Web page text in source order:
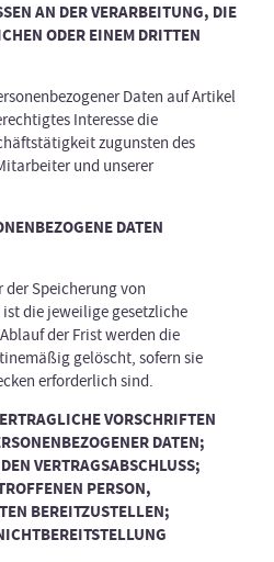
AN DER VERARBEITUNG, DIE
ODER EINEM DRITTEN
Daten auf Artikel
Interesse die
zugunsten des
und unserer
DATEN
der Speicherung von
die jeweilige gesetzliche
der Frist werden die
gelöscht, sofern sie
erforderlich sind.
VORSCHRIFTEN
DATEN;
VERTRAGSABSCHLUSS;
PERSON,
BEREITZUSTELLEN;